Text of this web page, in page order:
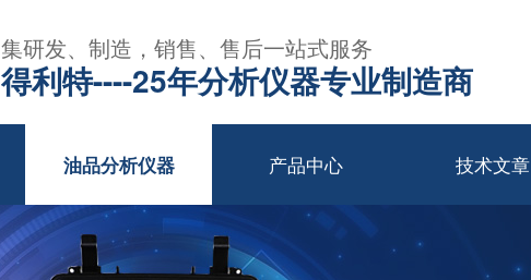
集研发、制造，销售、售后一站式服务
得利特----25年分析仪器专业制造商
油品分析仪器 产品中心 技术文章